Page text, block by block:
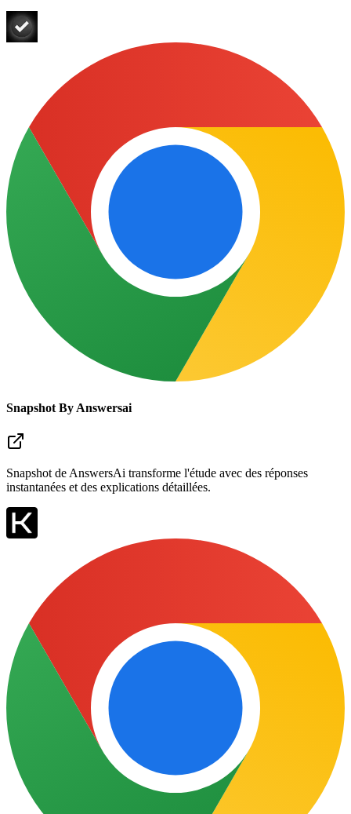
Snapshot By Answersai
Snapshot de AnswersAi transforme l'étude avec des réponses
instantanées et des explications détaillées.